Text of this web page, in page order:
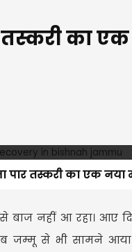
का एक
पार तस्करी का एक
बाज नहीं आ रहा। आए
जम्मू से भी सामने